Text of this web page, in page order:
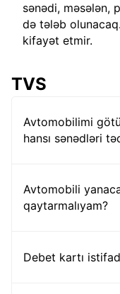
sənədi, məsələn,
də tələb
kifayət etmir.
TVS
Avtomobilimi
hansı sənədləri
Avtomobili
qaytarmalıyam?
Debet kartı